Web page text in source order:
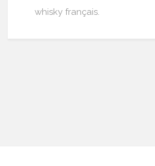
whisky français.